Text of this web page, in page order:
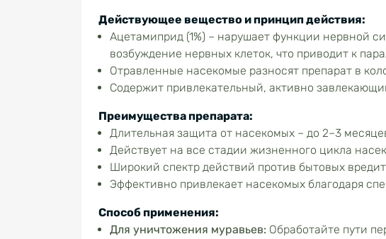
Действующее вещество и принцип действия:
Ацетамиприд (1%) – нарушает функции нервной
возбуждение нервных клеток, что приводит к
Отравленные насекомые разносят препарат в
Содержит привлекательный, активно
Преимущества препарата:
Длительная защита от насекомых – до 2–3
Действует на все стадии жизненного цикла
Широкий спектр действий против бытовых
Эффективно привлекает насекомых благодаря
Способ применения:
Для уничтожения муравьев: Обработайте пути